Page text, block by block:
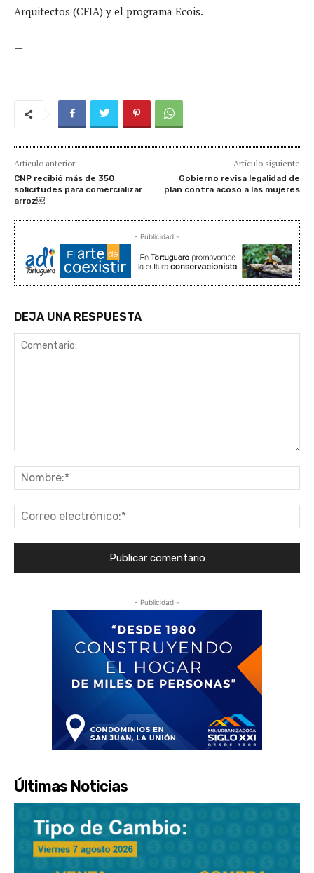
Arquitectos (CFIA) y el programa Ecois.
—
Artículo anterior
CNP recibió más de 350
solicitudes para comercializar
arroz￼
Artículo siguiente
Gobierno revisa legalidad de
plan contra acoso a las mujeres
- Publicidad -
DEJA UNA RESPUESTA
- Publicidad -
Últimas Noticias